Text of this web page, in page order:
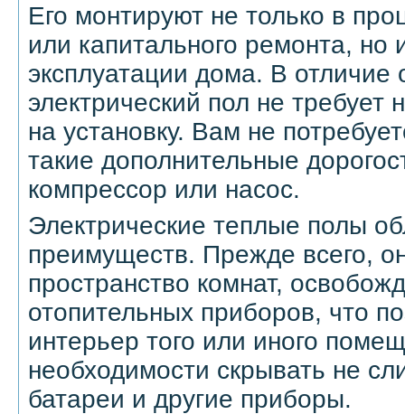
Его монтируют не только в
или капитального ремонта, но
эксплуатации дома. В отличие
электрический пол не
на установку. Вам не
такие дополнительные
компрессор или насос.
Электрические теплые полы
преимуществ. Прежде всего,
пространство комнат,
отопительных приборов, что
интерьер того или иного
необходимости скрывать не
батареи и другие приборы.